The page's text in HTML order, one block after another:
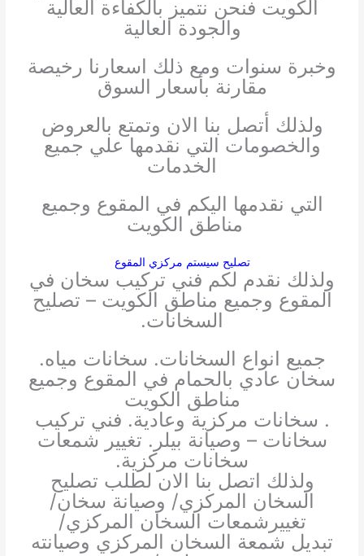
الكويت فنحن نتميز بالكفاءة العالية
والجودة العالية
وخبرة سنوات ومع ذلك اسعارنا رخيصة
مقارنة بأسعار السوق
ولذلك أتصل بنا الان وتمتع بالعروض
والخصومات التي نقدمها علي جميع
الخدمات
التي نقدمها اليكم في المقوع وجميع
مناطق الكويت
تصليح سيستم مركزي المقوع
ولذلك نقدم لكم فني تركيب سخان في
المقوع وجميع مناطق الكويت – تصليح
السخانات.
جميع انواع السخانات. سخانات مياه.
سخان عادي بالحمام في المقوع وجميع
مناطق الكويت
. سخانات مركزية وعادية. فني تركيب
سخانات – وصيانة بيلر. تغيير شمعات
سخانات مركزية.
ولذلك اتصل بنا الان لطلب تصليح
السخان المركزي/ وصيانة سخان/
تغييرشمعات السخان المركزي/
تبديل شمعة السخان المركزي وصيانته